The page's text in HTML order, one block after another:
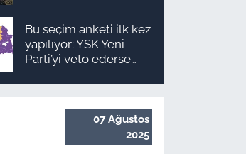
Bu seçim anketi ilk kez
yapılıyor: YSK Yeni
Parti’yi veto ederse
olur?
07 Ağustos
2025